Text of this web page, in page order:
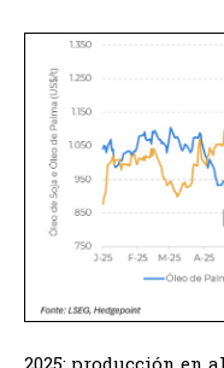
2025: producción en